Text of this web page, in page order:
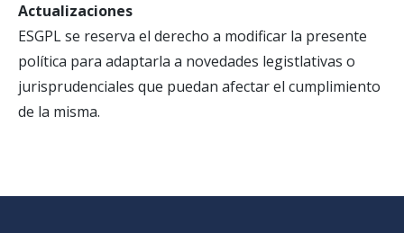
Actualizaciones
ESGPL se reserva el derecho a modificar la presente
política para adaptarla a novedades legistlativas o
jurisprudenciales que puedan afectar el cumplimiento
de la misma.